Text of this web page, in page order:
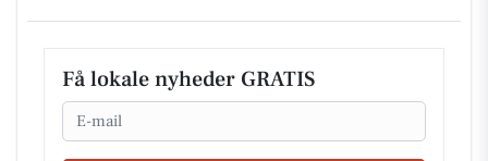
Få lokale nyheder GRATIS
Email